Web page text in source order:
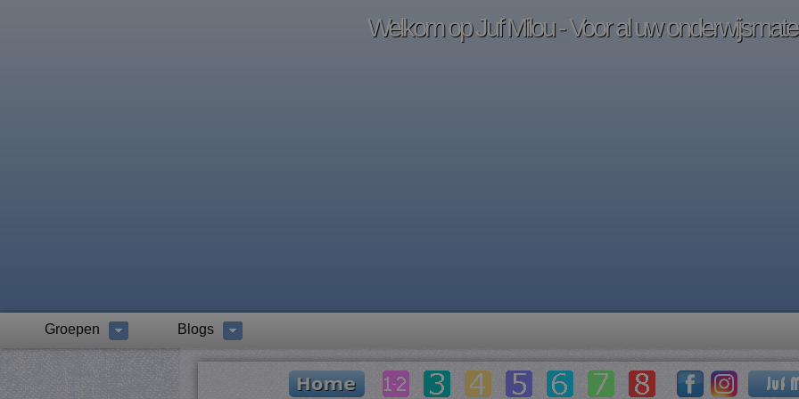
Welkom op Juf Milou - Voor al uw
Groepen Blogs